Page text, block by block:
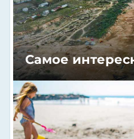
Самое